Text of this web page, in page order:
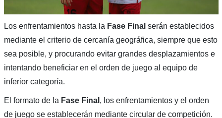
Los enfrentamientos hasta la Fase Final serán establecidos
mediante el criterio de cercanía geográfica, siempre que esto
sea posible, y procurando evitar grandes desplazamientos e
intentando beneficiar en el orden de juego al equipo de
inferior categoría.
El formato de la Fase Final , los enfrentamientos y el orden
de juego se establecerán mediante circular de competición.